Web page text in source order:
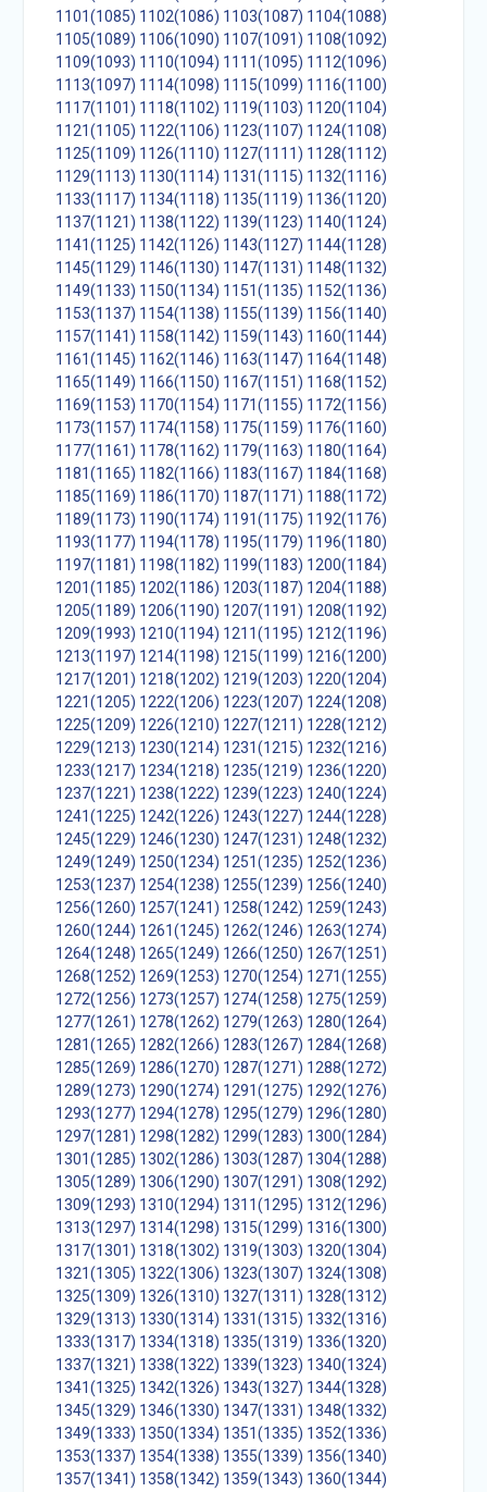
1101(1085) 1102(1086) 1103(1087) 1104(1088)
1105(1089) 1106(1090) 1107(1091) 1108(1092)
1109(1093) 1110(1094) 1111(1095) 1112(1096)
1113(1097) 1114(1098) 1115(1099) 1116(1100)
1117(1101) 1118(1102) 1119(1103) 1120(1104)
1121(1105) 1122(1106) 1123(1107) 1124(1108)
1125(1109) 1126(1110) 1127(1111) 1128(1112)
1129(1113) 1130(1114) 1131(1115) 1132(1116)
1133(1117) 1134(1118) 1135(1119) 1136(1120)
1137(1121) 1138(1122) 1139(1123) 1140(1124)
1141(1125) 1142(1126) 1143(1127) 1144(1128)
1145(1129) 1146(1130) 1147(1131) 1148(1132)
1149(1133) 1150(1134) 1151(1135) 1152(1136)
1153(1137) 1154(1138) 1155(1139) 1156(1140)
1157(1141) 1158(1142) 1159(1143) 1160(1144)
1161(1145) 1162(1146) 1163(1147) 1164(1148)
1165(1149) 1166(1150) 1167(1151) 1168(1152)
1169(1153) 1170(1154) 1171(1155) 1172(1156)
1173(1157) 1174(1158) 1175(1159) 1176(1160)
1177(1161) 1178(1162) 1179(1163) 1180(1164)
1181(1165) 1182(1166) 1183(1167) 1184(1168)
1185(1169) 1186(1170) 1187(1171) 1188(1172)
1189(1173) 1190(1174) 1191(1175) 1192(1176)
1193(1177) 1194(1178) 1195(1179) 1196(1180)
1197(1181) 1198(1182) 1199(1183) 1200(1184)
1201(1185) 1202(1186) 1203(1187) 1204(1188)
1205(1189) 1206(1190) 1207(1191) 1208(1192)
1209(1993) 1210(1194) 1211(1195) 1212(1196)
1213(1197) 1214(1198) 1215(1199) 1216(1200)
1217(1201) 1218(1202) 1219(1203) 1220(1204)
1221(1205) 1222(1206) 1223(1207) 1224(1208)
1225(1209) 1226(1210) 1227(1211) 1228(1212)
1229(1213) 1230(1214) 1231(1215) 1232(1216)
1233(1217) 1234(1218) 1235(1219) 1236(1220)
1237(1221) 1238(1222) 1239(1223) 1240(1224)
1241(1225) 1242(1226) 1243(1227) 1244(1228)
1245(1229) 1246(1230) 1247(1231) 1248(1232)
1249(1249) 1250(1234) 1251(1235) 1252(1236)
1253(1237) 1254(1238) 1255(1239) 1256(1240)
1256(1260) 1257(1241) 1258(1242) 1259(1243)
1260(1244) 1261(1245) 1262(1246) 1263(1274)
1264(1248) 1265(1249) 1266(1250) 1267(1251)
1268(1252) 1269(1253) 1270(1254) 1271(1255)
1272(1256) 1273(1257) 1274(1258) 1275(1259)
1277(1261) 1278(1262) 1279(1263) 1280(1264)
1281(1265) 1282(1266) 1283(1267) 1284(1268)
1285(1269) 1286(1270) 1287(1271) 1288(1272)
1289(1273) 1290(1274) 1291(1275) 1292(1276)
1293(1277) 1294(1278) 1295(1279) 1296(1280)
1297(1281) 1298(1282) 1299(1283) 1300(1284)
1301(1285) 1302(1286) 1303(1287) 1304(1288)
1305(1289) 1306(1290) 1307(1291) 1308(1292)
1309(1293) 1310(1294) 1311(1295) 1312(1296)
1313(1297) 1314(1298) 1315(1299) 1316(1300)
1317(1301) 1318(1302) 1319(1303) 1320(1304)
1321(1305) 1322(1306) 1323(1307) 1324(1308)
1325(1309) 1326(1310) 1327(1311) 1328(1312)
1329(1313) 1330(1314) 1331(1315) 1332(1316)
1333(1317) 1334(1318) 1335(1319) 1336(1320)
1337(1321) 1338(1322) 1339(1323) 1340(1324)
1341(1325) 1342(1326) 1343(1327) 1344(1328)
1345(1329) 1346(1330) 1347(1331) 1348(1332)
1349(1333) 1350(1334) 1351(1335) 1352(1336)
1353(1337) 1354(1338) 1355(1339) 1356(1340)
1357(1341) 1358(1342) 1359(1343) 1360(1344)